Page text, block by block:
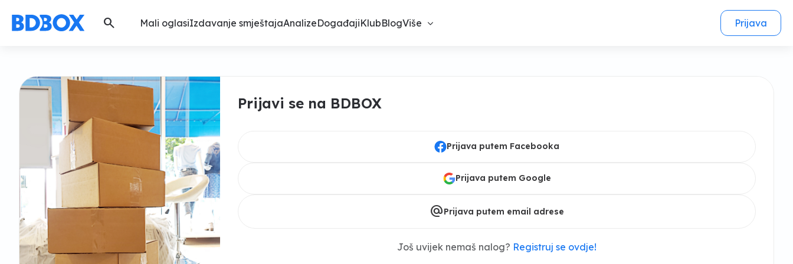
search Mali oglasiIzdavanje smještajaAnalizeDogađajiKlubBlogViše Prijava
Prijavi se na BDBOX
Prijava putem Facebooka
Prijava putem Google
alternate_emailPrijava putem email adrese
Još uvijek nemaš nalog? Registruj se ovdje!